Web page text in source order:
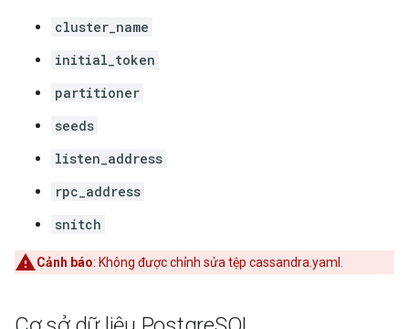
cluster_name
initial_token
partitioner
seeds
listen_address
rpc_address
snitch
Cảnh báo: Không được chỉnh sửa tệp cassandra.yaml.